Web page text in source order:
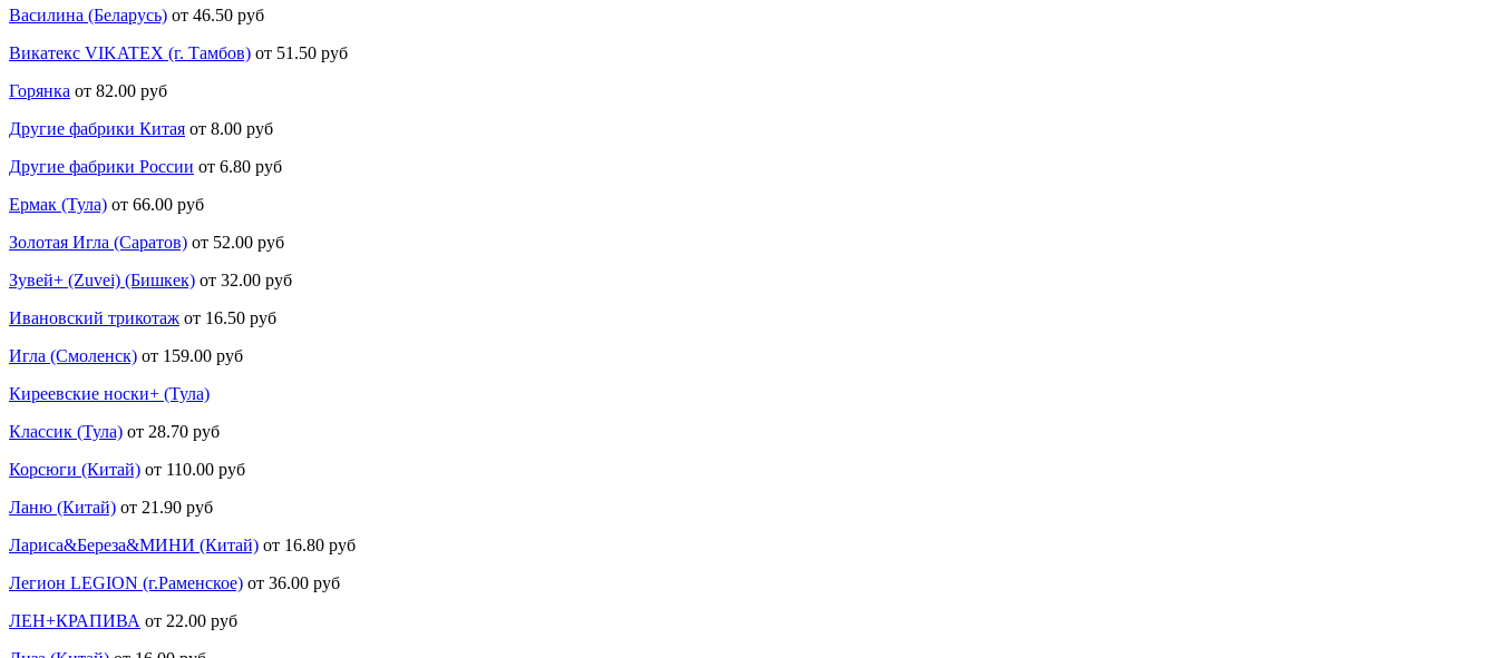
Василина (Беларусь) от 46.50 руб
Викатекс VIKATEX (г. Тамбов) от 51.50 руб
Горянка от 82.00 руб
Другие фабрики Китая от 8.00 руб
Другие фабрики России от 6.80 руб
Ермак (Тула) от 66.00 руб
Золотая Игла (Саратов) от 52.00 руб
Зувей+ (Zuvei) (Бишкек) от 32.00 руб
Ивановский трикотаж от 16.50 руб
Игла (Смоленск) от 159.00 руб
Киреевские носки+ (Тула)
Классик (Тула) от 28.70 руб
Корсюги (Китай) от 110.00 руб
Ланю (Китай) от 21.90 руб
Лариса&Береза&МИНИ (Китай) от 16.80 руб
Легион LEGION (г.Раменское) от 36.00 руб
ЛЕН+КРАПИВА от 22.00 руб